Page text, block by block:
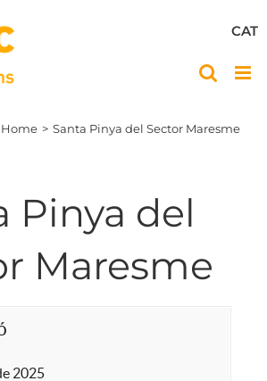
CAT
Home Santa Pinya del Sector Maresme
Pinya del
Maresme
2025